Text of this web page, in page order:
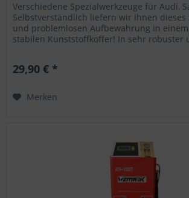
Verschiedene Spezialwerkzeuge für Audi,
Selbstverständlich liefern wir Ihnen dieses
und problemlosen Aufbewahrung in
stabilen Kunststoffkoffer! In sehr robuster
29,90 € *
Merken